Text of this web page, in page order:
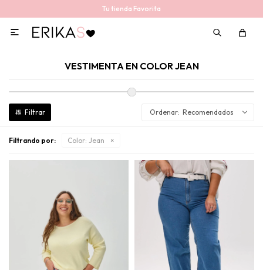
Tu tienda Favorita

VESTIMENTA EN COLOR JEAN
Recomendados
Filtrando por: Color: Jean